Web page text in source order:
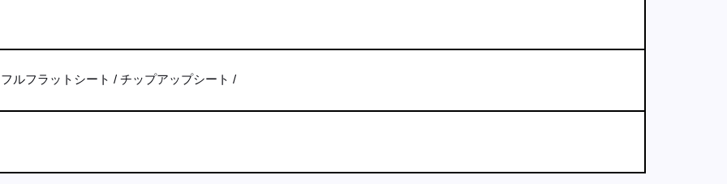
フルフラットシート チップアップシート